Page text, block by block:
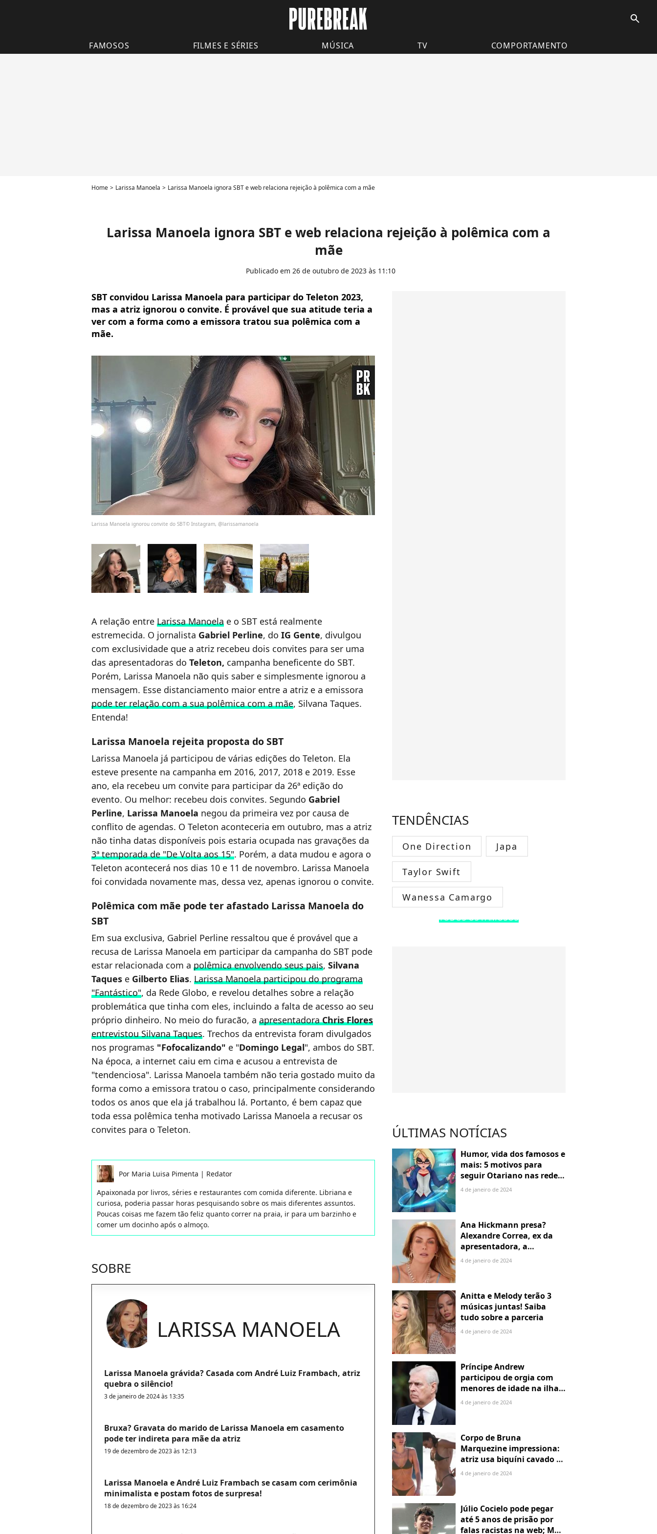
search
FAMOSOS FILMES E SÉRIES MÚSICA TV COMPORTAMENTO
Home Larissa Manoela Larissa Manoela ignora SBT e web relaciona rejeição à polêmica com a mãe
Larissa Manoela ignora SBT e web relaciona rejeição à polêmica com a
mãe
Publicado em 26 de outubro de 2023 às 11:10
SBT convidou Larissa Manoela para participar do Teleton 2023,
mas a atriz ignorou o convite. É provável que sua atitude teria a
ver com a forma como a emissora tratou sua polêmica com a
mãe.
Larissa Manoela ignorou convite do SBT© Instagram, @larissamanoela
A relação entre Larissa Manoela e o SBT está realmente
estremecida. O jornalista Gabriel Perline, do IG Gente, divulgou
com exclusividade que a atriz recebeu dois convites para ser uma
das apresentadoras do Teleton, campanha beneficente do SBT.
Porém, Larissa Manoela não quis saber e simplesmente ignorou a
mensagem. Esse distanciamento maior entre a atriz e a emissora
pode ter relação com a sua polêmica com a mãe, Silvana Taques.
Entenda!
Larissa Manoela rejeita proposta do SBT
Larissa Manoela já participou de várias edições do Teleton. Ela
esteve presente na campanha em 2016, 2017, 2018 e 2019. Esse
ano, ela recebeu um convite para participar da 26ª edição do
evento. Ou melhor: recebeu dois convites. Segundo Gabriel
Perline, Larissa Manoela negou da primeira vez por causa de
conflito de agendas. O Teleton aconteceria em outubro, mas a atriz
não tinha datas disponíveis pois estaria ocupada nas gravações da
3ª temporada de "De Volta aos 15". Porém, a data mudou e agora o
Teleton acontecerá nos dias 10 e 11 de novembro. Larissa Manoela
foi convidada novamente mas, dessa vez, apenas ignorou o convite.
Polêmica com mãe pode ter afastado Larissa Manoela do
SBT
Em sua exclusiva, Gabriel Perline ressaltou que é provável que a
recusa de Larissa Manoela em participar da campanha do SBT pode
estar relacionada com a polêmica envolvendo seus pais, Silvana
Taques e Gilberto Elias. Larissa Manoela participou do programa
"Fantástico", da Rede Globo, e revelou detalhes sobre a relação
problemática que tinha com eles, incluindo a falta de acesso ao seu
próprio dinheiro. No meio do furacão, a apresentadoraChris Flores
entrevistou Silvana Taques. Trechos da entrevista foram divulgados
nos programas "Fofocalizando" e "Domingo Legal", ambos do SBT.
Na época, a internet caiu em cima e acusou a entrevista de
"tendenciosa". Larissa Manoela também não teria gostado muito da
forma como a emissora tratou o caso, principalmente considerando
todos os anos que ela já trabalhou lá. Portanto, é bem capaz que
toda essa polêmica tenha motivado Larissa Manoela a recusar os
convites para o Teleton.
Por Maria Luisa Pimenta | Redator
Apaixonada por livros, séries e restaurantes com comida diferente. Libriana e
curiosa, poderia passar horas pesquisando sobre os mais diferentes assuntos.
Poucas coisas me fazem tão feliz quanto correr na praia, ir para um barzinho e
comer um docinho após o almoço.
SOBRE
LARISSA MANOELA
Larissa Manoela grávida? Casada com André Luiz Frambach, atriz
quebra o silêncio!
3 de janeiro de 2024 às 13:35
Bruxa? Gravata do marido de Larissa Manoela em casamento
pode ter indireta para mãe da atriz
19 de dezembro de 2023 às 12:13
Larissa Manoela e André Luiz Frambach se casam com cerimônia
minimalista e postam fotos de surpresa!
18 de dezembro de 2023 às 16:24
TENDÊNCIAS
One Direction Japa
Taylor Swift
Wanessa Camargo
TODOS OS FAMOSOS
ÚLTIMAS NOTÍCIAS
Humor, vida dos famosos e
mais: 5 motivos para
seguir Otariano nas redes
sociais
4 de janeiro de 2024
Ana Hickmann presa?
Alexandre Correa, ex da
apresentadora, a
denuncia por alienação
4 de janeiro de 2024
Anitta e Melody terão 3
músicas juntas! Saiba
tudo sobre a parceria
4 de janeiro de 2024
Príncipe Andrew
participou de orgia com
menores de idade na ilha
de Jeffrey Epstein, chefe de
4 de janeiro de 2024
Corpo de Bruna
Marquezine impressiona:
atriz usa biquíni cavado e
body chain ao chegar em
4 de janeiro de 2024
Júlio Cocielo pode pegar
até 5 anos de prisão por
falas racistas na web; MPF